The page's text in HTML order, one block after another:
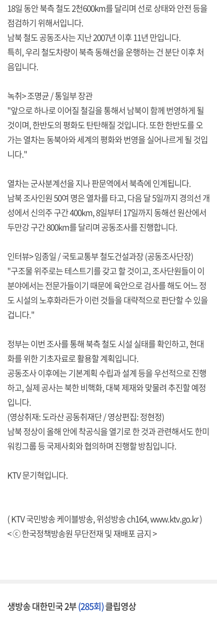
18일 동안 북측 철도 2천600km를 달리며 선로 상태와 안전 등을
점검하기 위해서입니다.
남북 철도 공동조사는 지난 2007년 이후 11년 만입니다.
특히, 우리 철도차량이 북측 동해선을 운행하는 건 분단 이후 처
음입니다.
녹취> 조명균 / 통일부 장관
"앞으로 하나로 이어질 철길을 통해서 남북이 함께 번영하게 될
것이며, 한반도의 평화도 탄탄해질 것입니다. 또한 한반도를 오
가는 열차는 동북아와 세계의 평화와 번영을 실어나르게 될 것입
니다."
열차는 군사분계선을 지나 판문역에서 북측에 인계됩니다.
남북 조사인원 50여 명은 열차를 타고, 다음 달 5일까지 경의선 개
성에서 신의주 구간 400km, 8일부터 17일까지 동해선 원산에서
두만강 구간 800km를 달리며 공동조사를 진행합니다.
인터뷰> 임종일 / 국토교통부 철도건설과장 (공동조사단장)
"구조물 위주로는 테스트기를 갖고 할 것이고, 조사단원들이 이
분야에서는 전문가들이기 때문에 육안으로 검사를 해도 어느 정
도 시설의 노후화라든가 이런 것들을 대략적으로 판단할 수 있을
겁니다."
정부는 이번 조사를 통해 북측 철도 시설 실태를 확인하고, 현대
화를 위한 기초자료로 활용할 계획입니다.
공동조사 이후에는 기본계획 수립과 설계 등을 우선적으로 진행
하고, 실제 공사는 북한 비핵화, 대북 제재와 맞물려 추진할 예정
입니다.
(영상취재: 도라산 공동취재단 / 영상편집: 정현정)
남북 정상이 올해 안에 착공식을 열기로 한 것과 관련해서도 한미
워킹그룹 등 국제사회와 협의하며 진행할 방침입니다.
KTV 문기혁입니다.
( KTV 국민방송 케이블방송, 위성방송 ch164,www.ktv.go.kr)
< ⓒ 한국정책방송원 무단전재 및 재배포 금지 >
생방송 대한민국 2부(285회)클립영상